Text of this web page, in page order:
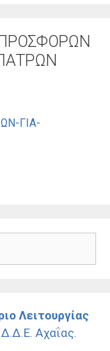
ΓΙΑ-
Λειτουργίας
Δ.Δ.Ε. Αχαΐας.